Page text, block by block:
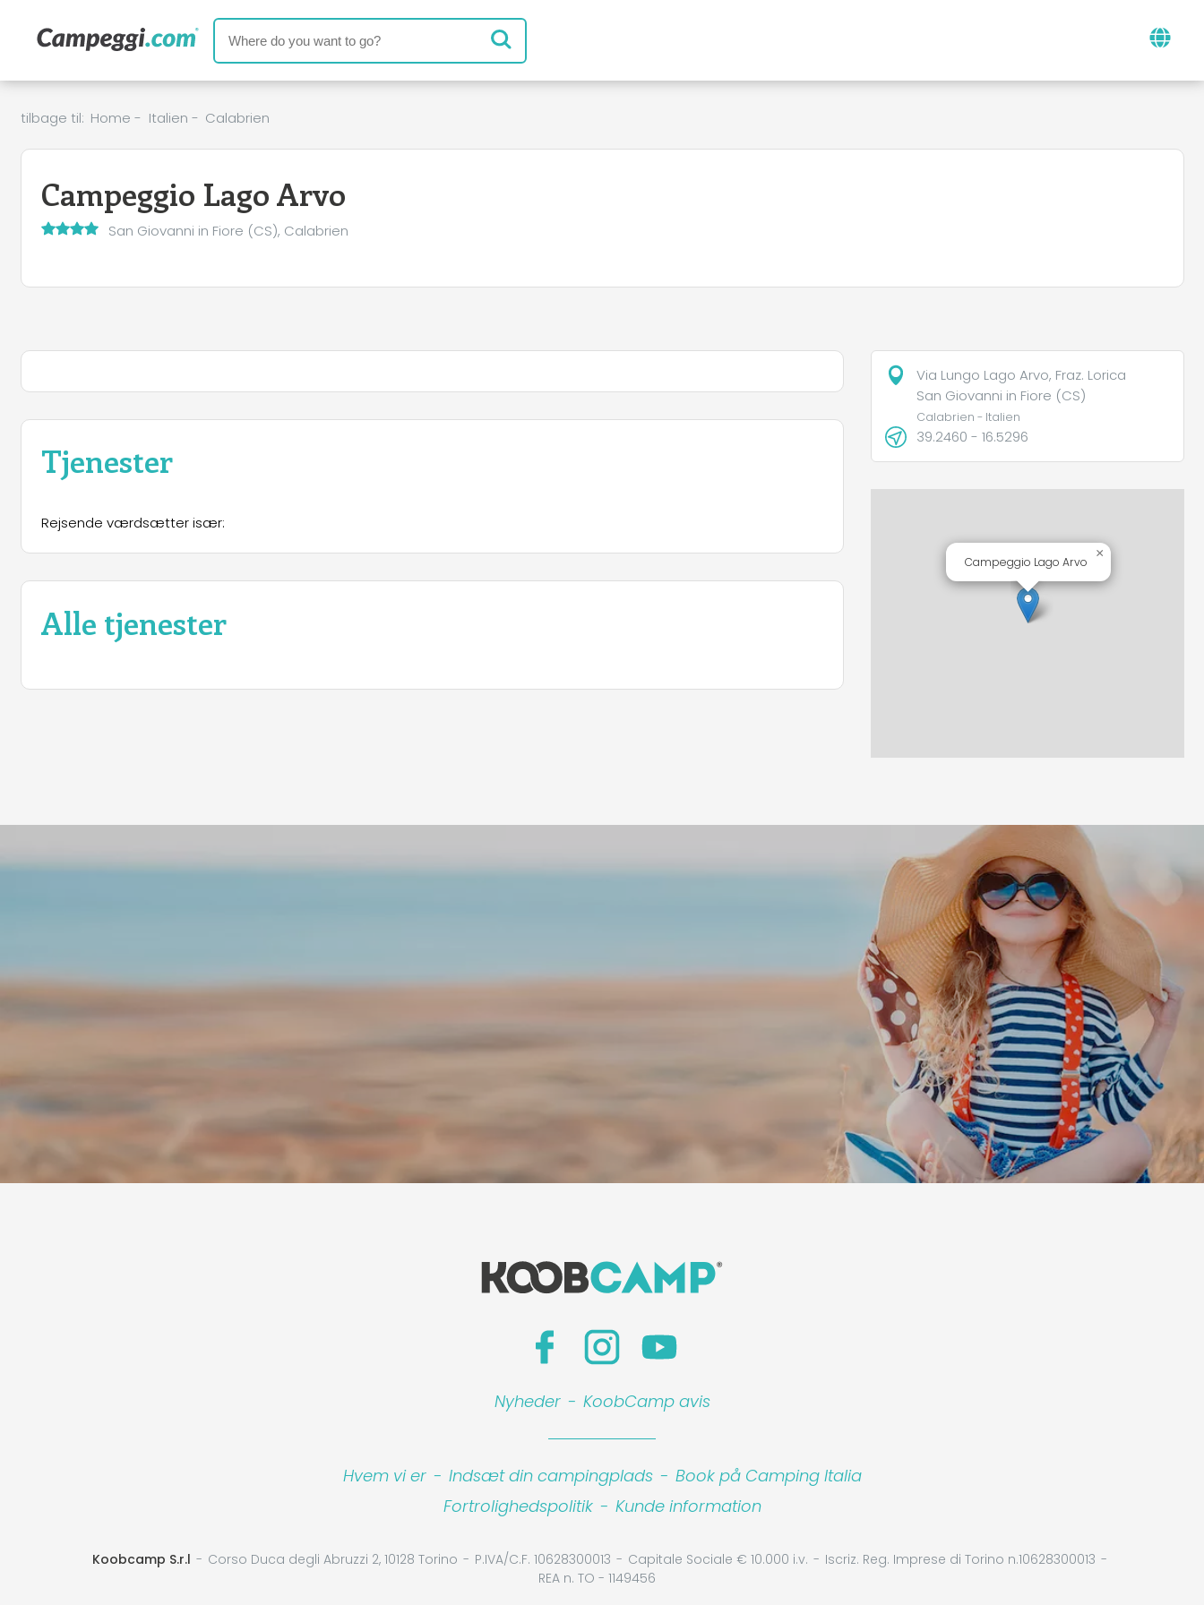
tilbage til: Home - Italien - Calabrien
Campeggio Lago Arvo
San Giovanni in Fiore (CS), Calabrien
Tjenester
Rejsende værdsætter især:
Alle tjenester
Via Lungo Lago Arvo, Fraz. Lorica
San Giovanni in Fiore (CS)
Calabrien - Italien
39.2460 - 16.5296
Campeggio Lago Arvo
×
Nyheder - KoobCamp avis
Hvem vi er - Indsæt din campingplads - Book på Camping Italia
Fortrolighedspolitik - Kunde information
Koobcamp S.r.l Corso Duca degli Abruzzi 2, 10128 Torino P.IVA/C.F. 10628300013 Capitale Sociale € 10.000 i.v.
Iscriz. Reg. Imprese di Torino n.10628300013
REA n. TO - 1149456